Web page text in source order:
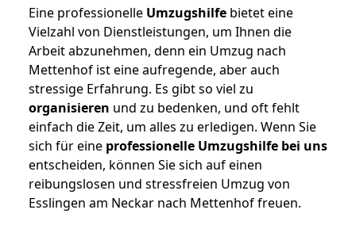
Eine professionelle Umzugshilfe bietet eine
Vielzahl von Dienstleistungen, um Ihnen die
Arbeit abzunehmen, denn ein Umzug nach
Mettenhof ist eine aufregende, aber auch
stressige Erfahrung. Es gibt so viel zu
organisieren und zu bedenken, und oft fehlt
einfach die Zeit, um alles zu erledigen. Wenn Sie
sich für eine professionelle Umzugshilfe bei uns
entscheiden, können Sie sich auf einen
reibungslosen und stressfreien Umzug von
Esslingen am Neckar nach Mettenhof freuen.